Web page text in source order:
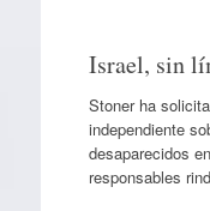
Israel, sin
Stoner ha
independiente
desaparecidos
responsables